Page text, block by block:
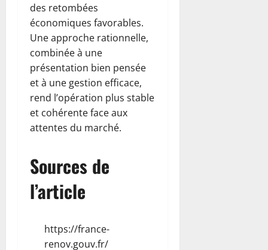
des retombées
économiques favorables.
Une approche rationnelle,
combinée à une
présentation bien pensée
et à une gestion efficace,
rend l’opération plus stable
et cohérente face aux
attentes du marché.
Sources de
l’article
https://france-
renov.gouv.fr/